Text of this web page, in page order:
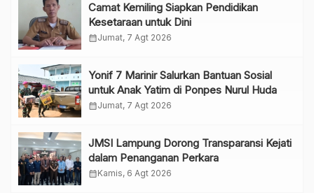
Camat Kemiling Siapkan Pendidikan
Kesetaraan untuk Dini
calendar_monthJumat, 7 Agt 2026
Yonif 7 Marinir Salurkan Bantuan Sosial
untuk Anak Yatim di Ponpes Nurul Huda
calendar_monthJumat, 7 Agt 2026
JMSI Lampung Dorong Transparansi Kejati
dalam Penanganan Perkara
calendar_monthKamis, 6 Agt 2026